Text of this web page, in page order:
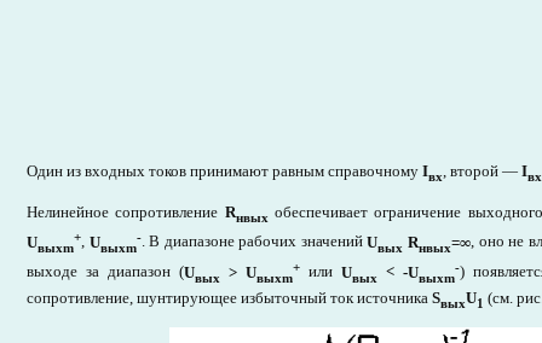
Один из входных токов принимают равным справочному Iвх, второй — Iвх
Нелинейное сопротивление Rнвыx обеспечивает ограничение
Uвыxm
+, Uвыxm
-. В диапазоне рабочих значенийUвыx Rнвыx=∞, оно не
выходе за диапазон (Uвых > Uвыxm
+ или Uвыx < -Uвыxm
-)
сопротивление, шунтирующее избыточный ток источника SвыxU1 (см.